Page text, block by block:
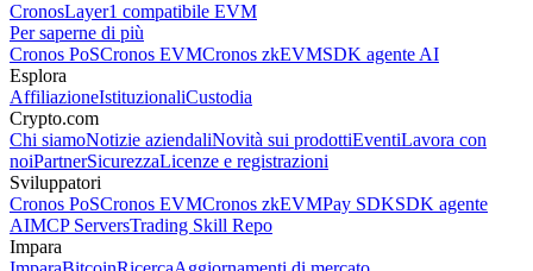
CronosLayer1 compatibile EVM
Per saperne di più
Cronos PoSCronos EVMCronos zkEVMSDK agente AI
Esplora
AffiliazioneIstituzionaliCustodia
Crypto.com
Chi siamoNotizie aziendaliNovità sui prodottiEventiLavora con
noiPartnerSicurezzaLicenze e registrazioni
Sviluppatori
Cronos PoSCronos EVMCronos zkEVMPay SDKSDK agente
AIMCP ServersTrading Skill Repo
Impara